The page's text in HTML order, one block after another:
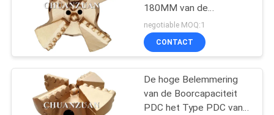
Het Beetje van de
gatenopener
180MM van de
vleugelsmatrijs voor
Waterput/Olieveld
negotiable MOQ:1
CONTACT
De hoge Belemmering
van de Boorcapaciteit
PDC het Type PDC van